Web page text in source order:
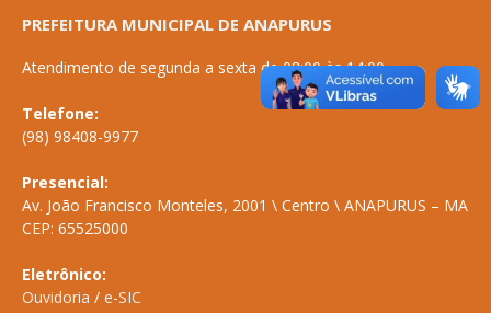
PREFEITURA MUNICIPAL DE ANAPURUS
Atendimento de segunda a sexta de 08:00 às 14:00
Telefone:
(98) 98408-9977
Presencial:
Av. João Francisco Monteles, 2001 \ Centro \ ANAPURUS – MA
CEP: 65525000
Eletrônico:
Ouvidoria / e-SIC